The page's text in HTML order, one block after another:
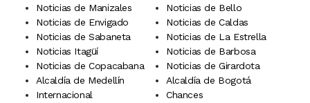
Noticias de Manizales
Noticias de Bello
Noticias de Envigado
Noticias de Caldas
Noticias de Sabaneta
Noticias de La Estrella
Noticias Itagüí
Noticias de Barbosa
Noticias de Copacabana
Noticias de Girardota
Alcaldía de Medellín
Alcaldía de Bogotá
Internacional
Chances